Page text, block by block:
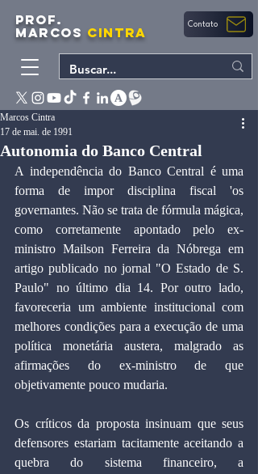
PROF.
MARCOS CINTRA Contato
Autonomia do Banco Central
Marcos Cintra
17 de mai. de 1991
A independência do Banco Central é uma
forma de impor disciplina fiscal 'os
governantes. Não se trata de fórmula mágica,
como corretamente apontado pelo ex-
ministro Mailson Ferreira da Nóbrega em
artigo publicado no jornal "O Estado de S.
Paulo" no último dia 14. Por outro lado,
favoreceria um ambiente institucional com
melhores condições para a execução de uma
política monetária austera, malgrado as
afirmações do ex-ministro de que
objetivamente pouco mudaria.
Os críticos da proposta insinuam que seus
defensores estariam tacitamente aceitando a
quebra do sistema financeiro, a